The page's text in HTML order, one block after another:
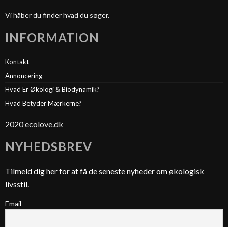
Vi håber du finder hvad du søger.
INFORMATION
Kontakt
Annoncering
Hvad Er Økologi & Biodynamik?
Hvad Betyder Mærkerne?
2020 ecolove.dk
NYHEDSBREV
Tilmeld dig her for at få de seneste nyheder om økologisk
livsstil.
Email